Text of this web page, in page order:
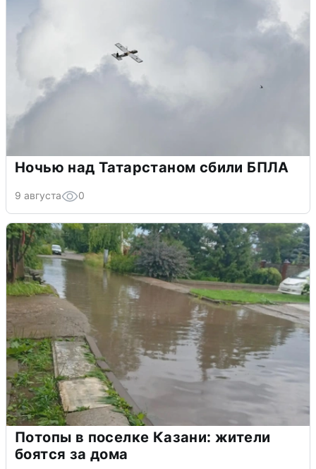
Ночью над Татарстаном сбили БПЛА
9 августа 0
Потопы в поселке Казани: жители
боятся за дома